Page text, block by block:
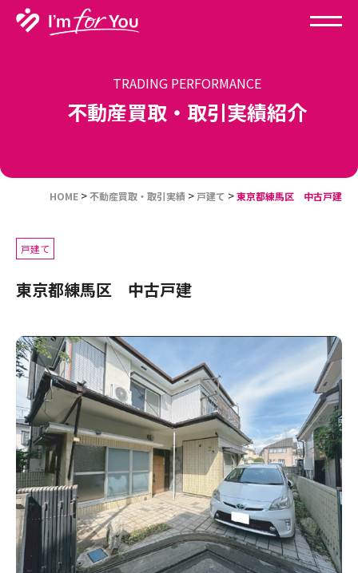
TRADING PERFORMANCE
不動産買取・取引実績紹介
HOME >不動産買取・取引実績 > 戸建て >東京都練馬区 中古戸建
戸建て
東京都練馬区 中古戸建